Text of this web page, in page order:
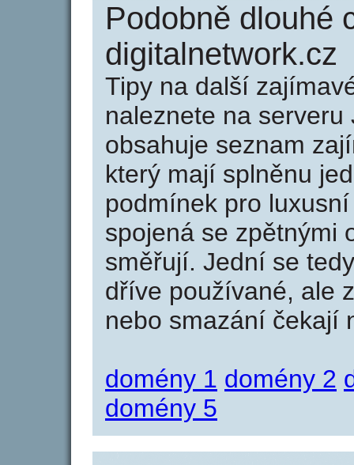
Podobně dlouhé
digitalnetwork.cz
Tipy na další
naleznete na serveru
obsahuje seznam
který mají splněnu
podmínek pro
spojená se zpětnými
směřují. Jední se
dříve používané, ale
nebo smazání čekají
domény 1 domény 2
domény 5